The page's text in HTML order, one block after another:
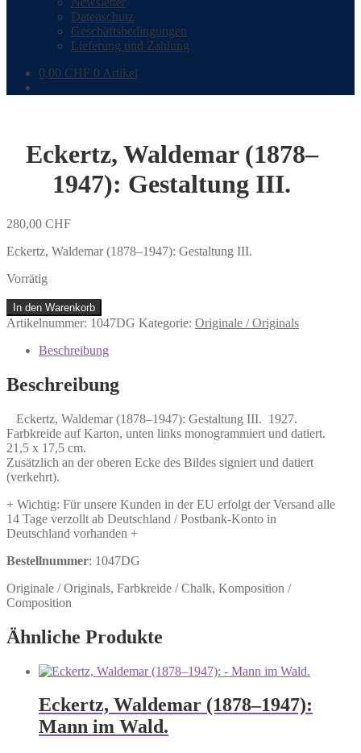
Datenschutz
Geschäftsbedingungen
Lieferung und Zahlung
0,00 CHF 0 Artikel
Eckertz, Waldemar (1878–
1947): Gestaltung III.
280,00 CHF
Eckertz, Waldemar (1878–1947): Gestaltung III.
Vorrätig
Eckertz,
Waldemar
1947):
III.
Menge
In den Warenkorb
Artikelnummer: 1047DG Kategorie: Originale / Originals
Beschreibung
Beschreibung
Eckertz, Waldemar (1878–1947): Gestaltung III. 1927.
Farbkreide auf Karton, unten links monogrammiert und datiert.
21,5 x 17,5 cm.
Zusätzlich an der oberen Ecke des Bildes signiert und datiert
(verkehrt).
+ Wichtig: Für unsere Kunden in der EU erfolgt der Versand alle
14 Tage verzollt ab Deutschland / Postbank-Konto in
Deutschland vorhanden +
Bestellnummer: 1047DG
Originale / Originals, Farbkreide / Chalk, Komposition /
Composition
Ähnliche Produkte
Eckertz, Waldemar (1878–1947):
Mann im Wald.